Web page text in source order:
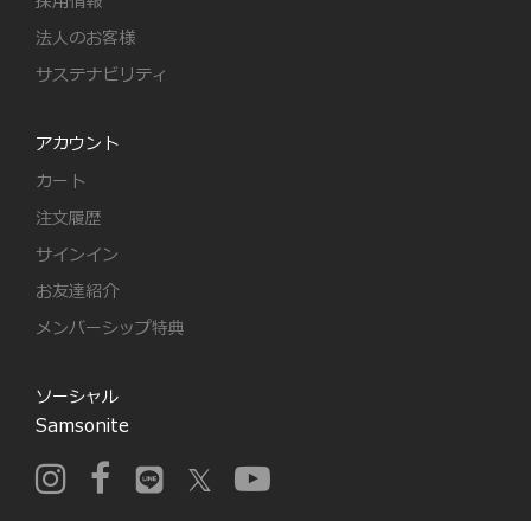
法人のお客様
サステナビリティ
アカウント
カート
注文履歴
サインイン
お友達紹介
メンバーシップ特典
ソーシャル
Samsonite